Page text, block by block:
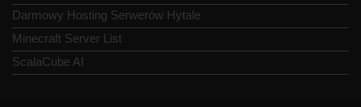
Darmowy Hosting Serwerów Hytale
Minecraft Server List
ScalaCube AI